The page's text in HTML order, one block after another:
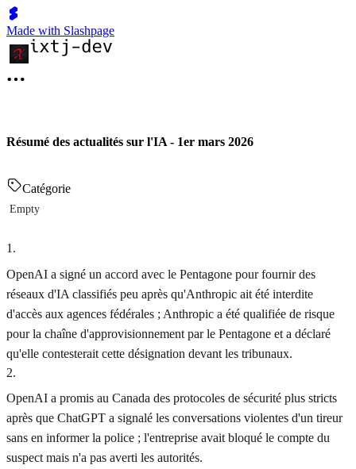
Made with Slashpage
Résumé des actualités sur l'IA - 1er mars 2026
Catégorie
Empty
1 .
OpenAI a signé un accord avec le Pentagone pour fournir des
réseaux d'IA classifiés peu après qu'Anthropic ait été interdite
d'accès aux agences fédérales ; Anthropic a été qualifiée de risque
pour la chaîne d'approvisionnement par le Pentagone et a déclaré
qu'elle contesterait cette désignation devant les tribunaux.
2.
OpenAI a promis au Canada des protocoles de sécurité plus stricts
après que ChatGPT a signalé les conversations violentes d'un tireur
sans en informer la police ; l'entreprise avait bloqué le compte du
suspect mais n'a pas averti les autorités.